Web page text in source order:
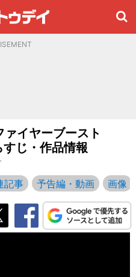
イヤーブースト
じ・作品情報
記事 予告編・動画 画像